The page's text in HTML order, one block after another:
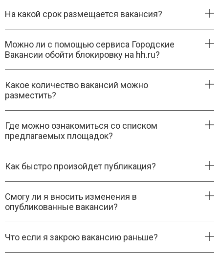
На какой срок размещается вакансия?
Можно ли с помощью сервиса Городские
Вакансии обойти блокировку на hh.ru?
Какое количество вакансий можно
разместить?
Где можно ознакомиться со списком
предлагаемых площадок?
Как быстро произойдет публикация?
Смогу ли я вносить изменения в
опубликованные вакансии?
Что если я закрою вакансию раньше?